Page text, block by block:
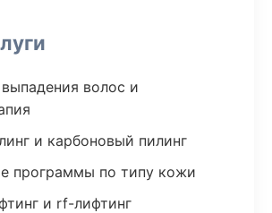
волос и
и карбоновый пилинг
программы по типу кожи
и rf-лифтинг